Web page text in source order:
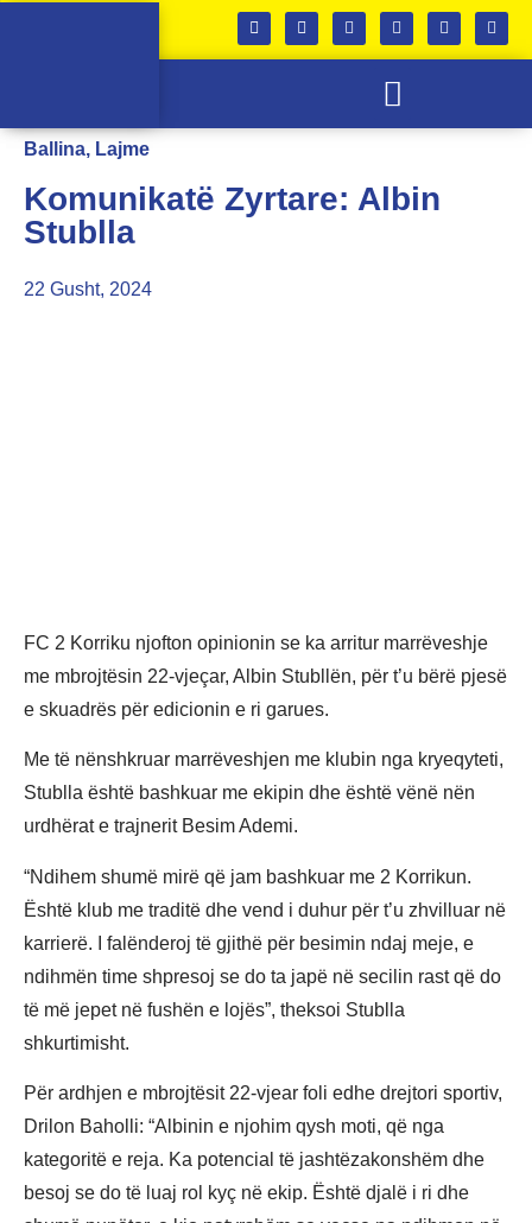
Ballina, Lajme
Komunikatë Zyrtare: Albin
Stublla
22 Gusht, 2024
FC 2 Korriku njofton opinionin se ka arritur marrëveshje
me mbrojtësin 22-vjeçar, Albin Stubllën, për t’u bërë pjesë
e skuadrës për edicionin e ri garues.
Me të nënshkruar marrëveshjen me klubin nga kryeqyteti,
Stublla është bashkuar me ekipin dhe është vënë nën
urdhërat e trajnerit Besim Ademi.
“Ndihem shumë mirë që jam bashkuar me 2 Korrikun.
Është klub me traditë dhe vend i duhur për t’u zhvilluar në
karrierë. I falënderoj të gjithë për besimin ndaj meje, e
ndihmën time shpresoj se do ta japë në secilin rast që do
të më jepet në fushën e lojës”, theksoi Stublla
shkurtimisht.
Për ardhjen e mbrojtësit 22-vjear foli edhe drejtori sportiv,
Drilon Baholli: “Albinin e njohim qysh moti, që nga
kategoritë e reja. Ka potencial të jashtëzakonshëm dhe
besoj se do të luaj rol kyç në ekip. Është djalë i ri dhe